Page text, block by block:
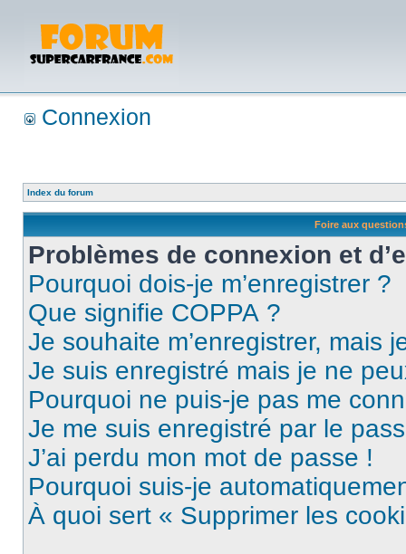
Connexion
Index du forum
Foire aux
Problèmes de connexion et
Pourquoi dois-je m’enregistrer ?
Que signifie COPPA ?
Je souhaite m’enregistrer, mais
Je suis enregistré mais je ne
Pourquoi ne puis-je pas me
Je me suis enregistré par le
J’ai perdu mon mot de passe !
Pourquoi suis-je
À quoi sert « Supprimer les